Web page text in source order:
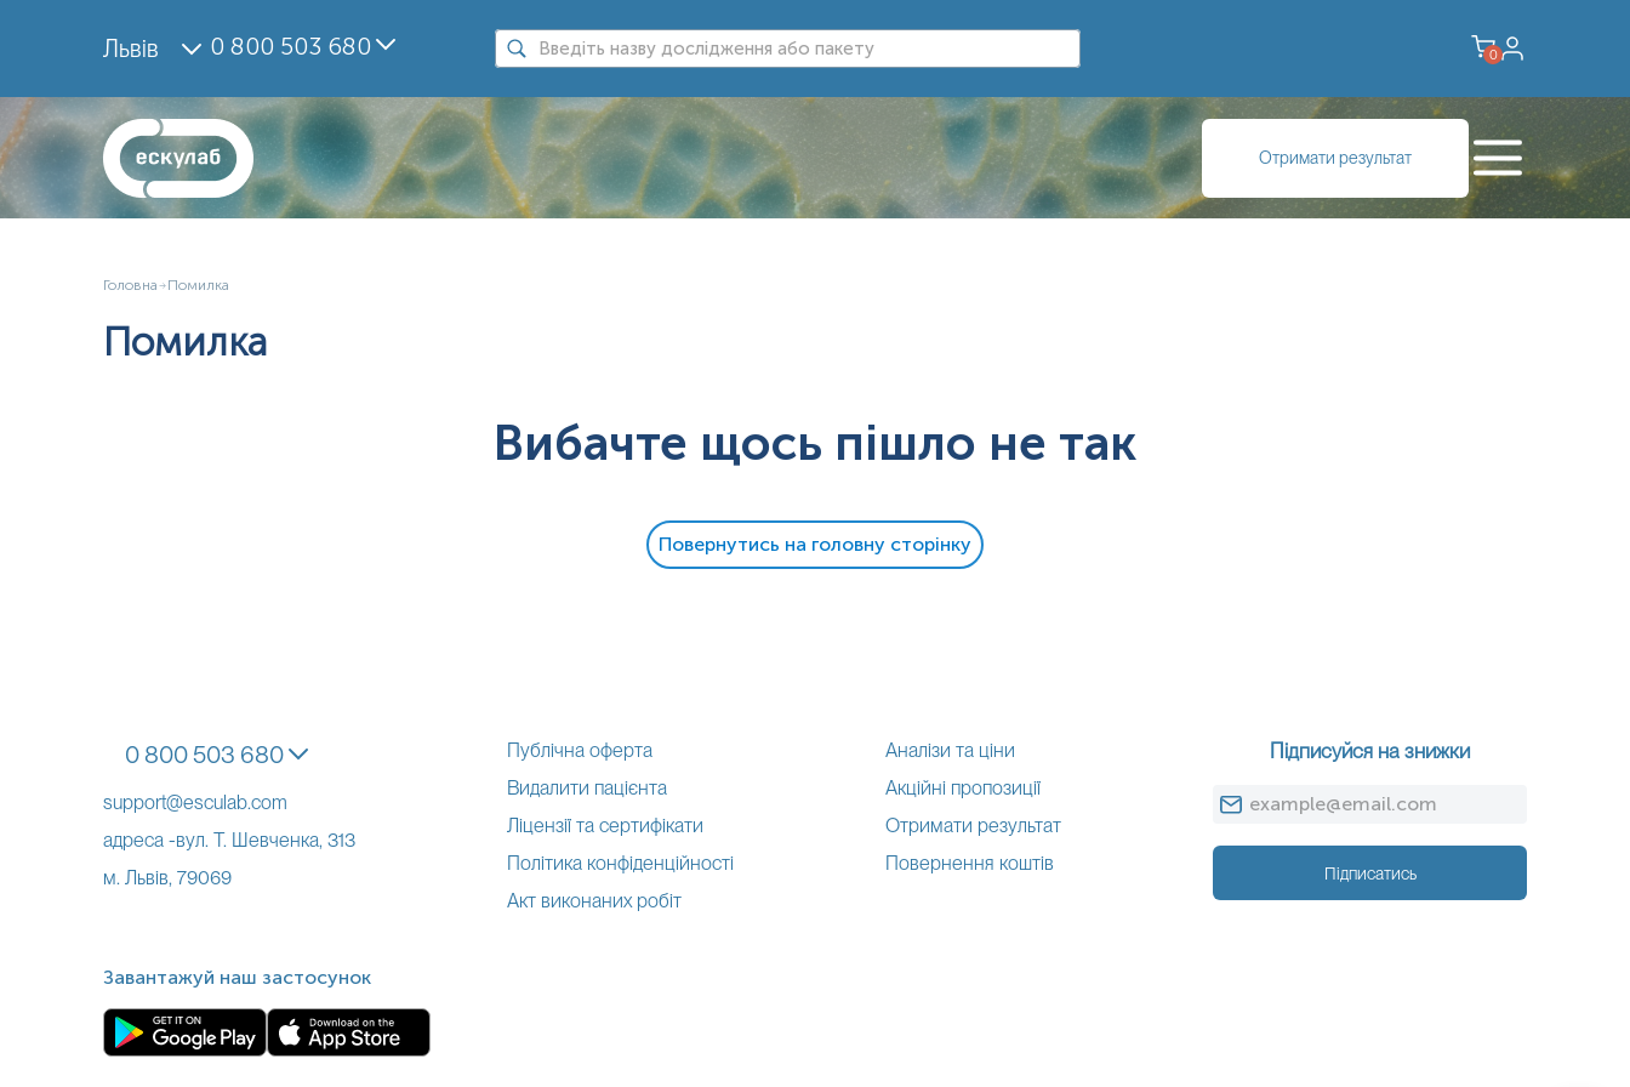
Львів 0 800 503 680 0
Отримати результат
Головна Помилка
Помилка
Вибачте щось пішло не так
Повернутись на головну сторінку
0 800 503 680
support@esculab.com
адреса -вул. Т. Шевченка, 313
м. Львів, 79069
Публічна оферта
Видалити пацієнта
Ліцензії та сертифікати
Політика конфіденційності
Акт виконаних робіт
Аналізи та ціни
Акційні пропозиції
Отримати результат
Повернення коштів
Підписуйся на знижки
Підписатись
Завантажуй наш застосунок